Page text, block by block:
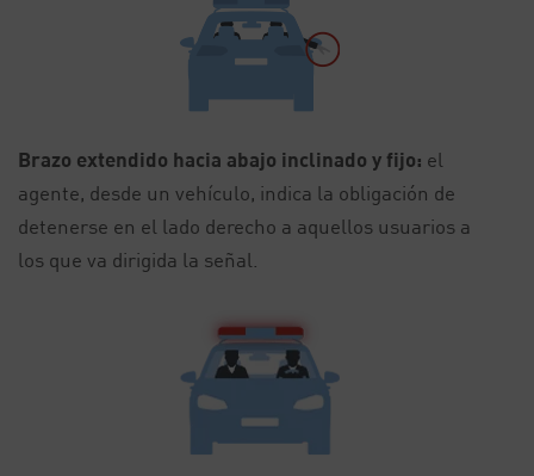
Brazo extendido hacia abajo inclinado y fijo: el
agente, desde un vehículo, indica la obligación de
detenerse en el lado derecho a aquellos usuarios a
los que va dirigida la señal.